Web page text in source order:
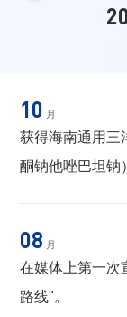
10 月
获得海南通用三
酮钠他唑巴坦钠
08 月
在媒体上第一次
路线"。